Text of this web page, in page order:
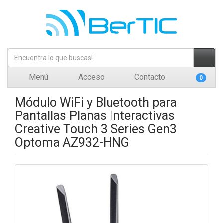
Menú Acceso Contacto 0
Módulo WiFi y Bluetooth para
Pantallas Planas Interactivas
Creative Touch 3 Series Gen3
Optoma AZ932-HNG